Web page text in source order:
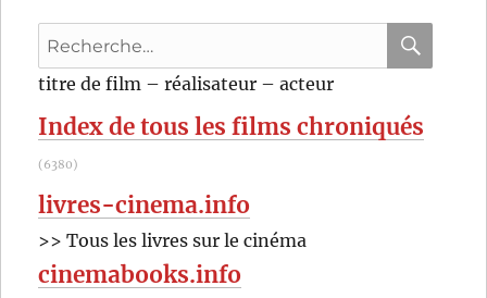
Recherche
pour
titre de film – réalisateur – acteur
Index de tous les films chroniqués
(6380)
livres-cinema.info
>> Tous les livres sur le cinéma
cinemabooks.info